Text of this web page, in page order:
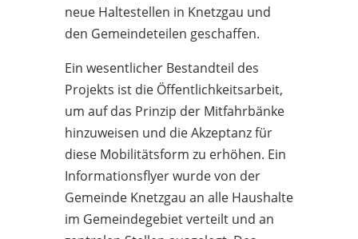
neue Haltestellen in Knetzgau und
den Gemeindeteilen geschaffen.
Ein wesentlicher Bestandteil des
Projekts ist die Öffentlichkeitsarbeit,
um auf das Prinzip der Mitfahrbänke
hinzuweisen und die Akzeptanz für
diese Mobilitätsform zu erhöhen. Ein
Informationsflyer wurde von der
Gemeinde Knetzgau an alle Haushalte
im Gemeindegebiet verteilt und an